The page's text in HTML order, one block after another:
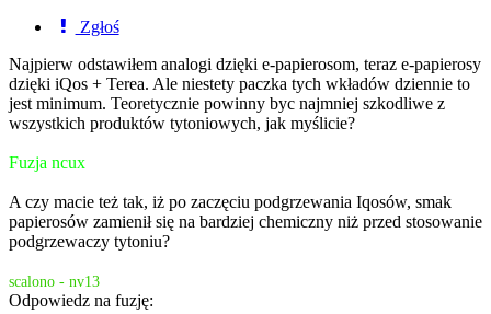
Zgłoś
Najpierw odstawiłem analogi dzięki e-papierosom, teraz e-papierosy
dzięki iQos + Terea. Ale niestety paczka tych wkładów dziennie to
jest minimum. Teoretycznie powinny byc najmniej szkodliwe z
wszystkich produktów tytoniowych, jak myślicie?
Fuzja ncux
A czy macie też tak, iż po zaczęciu podgrzewania Iqosów, smak
papierosów zamienił się na bardziej chemiczny niż przed stosowanie
podgrzewaczy tytoniu?
scalono - nv13
Odpowiedz na fuzję: